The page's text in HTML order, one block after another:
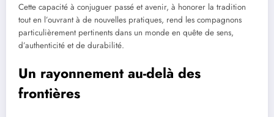
Cette capacité à conjuguer passé et avenir, à honorer la tradition
tout en l’ouvrant à de nouvelles pratiques, rend les compagnons
particulièrement pertinents dans un monde en quête de sens,
d’authenticité et de durabilité.
Un rayonnement au-delà des
frontières